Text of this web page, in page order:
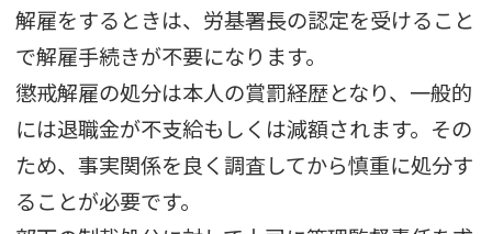
解雇をするときは、労基署長の認定を受けること
で解雇手続きが不要になります。
懲戒解雇の処分は本人の賞罰経歴となり、一般的
には退職金が不支給もしくは減額されます。その
ため、事実関係を良く調査してから慎重に処分す
ることが必要です。